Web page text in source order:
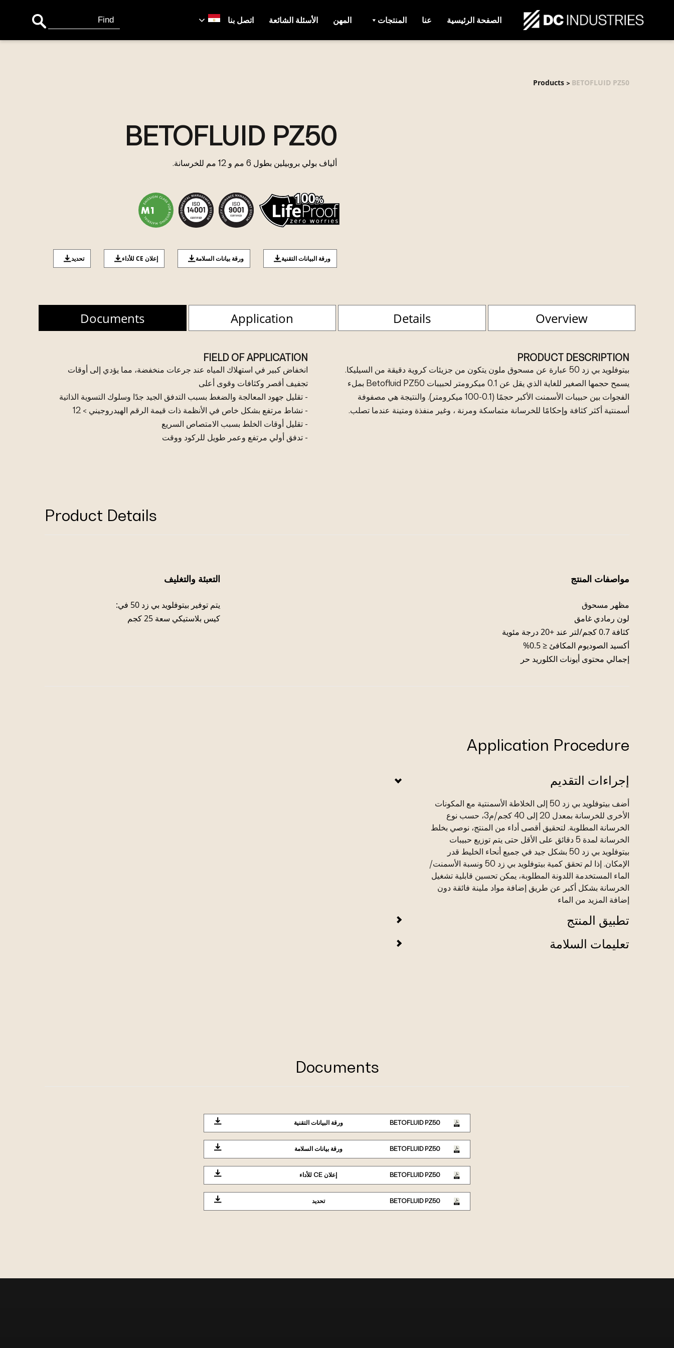
الصفحة الرئيسية عنا المنتجات المهن الأسئلة الشائعة اتصل بنا
Search
for:
Products > BETOFLUID PZ50
BETOFLUID PZ50
ألياف بولي بروبيلين بطول 6 مم و 12 مم للخرسانة.
ورقة البيانات التقنية ورقة بيانات السلامة إعلان CE للأداء تحديد
Overview
Details
Application
Documents
PRODUCT DESCRIPTION
بيتوفلويد بي زد 50 عبارة عن مسحوق ملون يتكون من جزيئات كروية دقيقة من السيليكا.
يسمح حجمها الصغير للغاية الذي يقل عن 0.1 ميكرومتر لحبيبات Betofluid PZ50 بملء
الفجوات بين حبيبات الأسمنت الأكبر حجمًا (0.1-100 ميكرومتر). والنتيجة هي مصفوفة
أسمنتية أكثر كثافة وإحكامًا للخرسانة متماسكة ومرنة ، وغير منفذة ومتينة عندما تصلب.
FIELD OF APPLICATION
انخفاض كبير في استهلاك المياه عند جرعات منخفضة، مما يؤدي إلى أوقات
تجفيف أقصر وكثافات وقوى أعلى
- تقليل جهود المعالجة والضغط بسبب التدفق الجيد جدًا وسلوك التسوية الذاتية
- نشاط مرتفع بشكل خاص في الأنظمة ذات قيمة الرقم الهيدروجيني > 12
- تقليل أوقات الخلط بسبب الامتصاص السريع
- تدفق أولي مرتفع وعمر طويل للركود ووقت
Product Details
مواصفات المنتج
مظهر مسحوق
لون رمادي غامق
كثافة 0.7 كجم/لتر عند +20 درجة مئوية
أكسيد الصوديوم المكافئ ≤ 0.5%
إجمالي محتوى أيونات الكلوريد حر
التعبئة والتغليف
يتم توفير بيتوفلويد بي زد 50 في:
كيس بلاستيكي سعة 25 كجم
Application Procedure
إجراءات التقديم
أضف بيتوفلويد بي زد 50 إلى الخلاطة الأسمنتية مع المكونات
الأخرى للخرسانة بمعدل 20 إلى 40 كجم/م3، حسب نوع
الخرسانة المطلوبة. لتحقيق أقصى أداء من المنتج، نوصي بخلط
الخرسانة لمدة 5 دقائق على الأقل حتى يتم توزيع حبيبات
بيتوفلويد بي زد 50 بشكل جيد في جميع أنحاء الخليط قدر
الإمكان. إذا لم تحقق كمية بيتوفلويد بي زد 50 ونسبة الأسمنت/
الماء المستخدمة اللدونة المطلوبة، يمكن تحسين قابلية تشغيل
الخرسانة بشكل أكبر عن طريق إضافة مواد ملينة فائقة دون
إضافة المزيد من الماء
تطبيق المنتج
تعليمات السلامة
Documents
BETOFLUID PZ50 ورقة البيانات التقنية
BETOFLUID PZ50 ورقة بيانات السلامة
BETOFLUID PZ50 إعلان CE للأداء
BETOFLUID PZ50 تحديد